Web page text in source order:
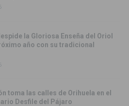
la Gloriosa Enseña del Oriol
año con su tradicional
toma las calles de Orihuela en el
Desfile del Pájaro